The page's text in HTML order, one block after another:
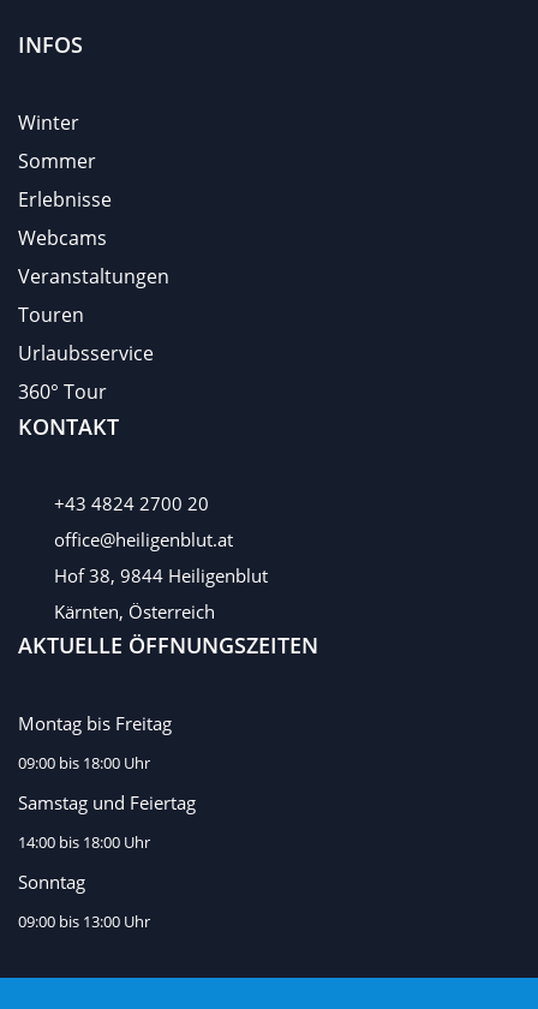
INFOS
Winter
Sommer
Erlebnisse
Webcams
Veranstaltungen
Touren
Urlaubsservice
360° Tour
KONTAKT
+43 4824 2700 20
office@heiligenblut.at
Hof 38, 9844 Heiligenblut
Kärnten, Österreich
AKTUELLE ÖFFNUNGSZEITEN
Montag bis Freitag
09:00 bis 18:00 Uhr
Samstag und Feiertag
14:00 bis 18:00 Uhr
Sonntag
09:00 bis 13:00 Uhr